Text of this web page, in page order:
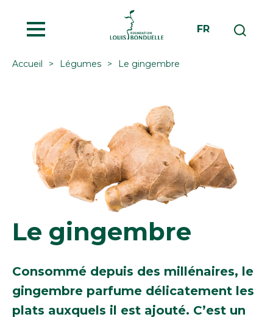
FR
Accueil Légumes Le gingembre
Le gingembre
Consommé depuis des millénaires, le
gingembre parfume délicatement les
plats auxquels il est ajouté. C’est un